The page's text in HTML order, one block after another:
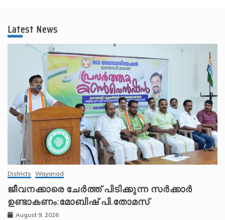
Latest News
Districts Wayanad
ജീവനക്കാരെ ചേർത്ത് പിടിക്കുന്ന സർക്കാർ
ഉണ്ടാകണം:മോബിഷ് പി.തോമസ്
August 9, 2026